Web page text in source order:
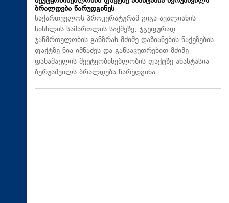
ბრალდება წარუდგინეს
საქართველოს პროკურატურამ გიგა ავალიანის
სისხლის სამართლის საქმეზე, ჯგუფურად
ჯანმრთელობის განზრახ მძიმე დაზიანების წაქეზების
ფაქტზე ნია იმნაძეს და განსაკუთრებით მძიმე
დანაშაულის შეუტყობინებლობის ფაქტზე ანასტასია
ბერუაშვილს ბრალდება წარუდგინა